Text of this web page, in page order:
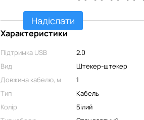
Надіслати
Характеристики
Підтримка USB
2.0
Вид
Штекер-штекер
Довжина кабелю, м
1
Тип
Кабель
Колір
Білий